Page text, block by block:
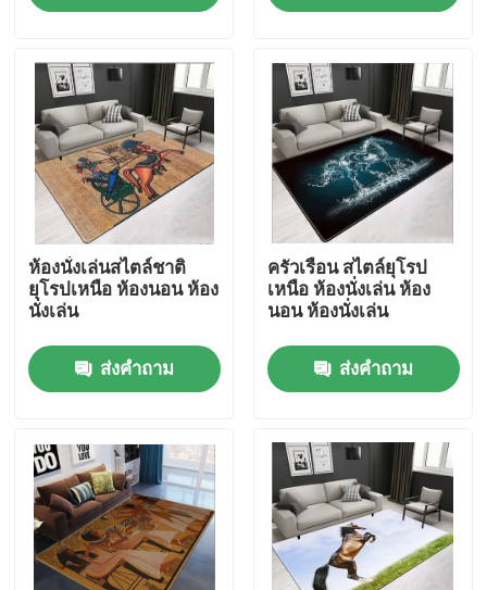
วิดีโอ
เกี่ยวกับเรา
ทัวร์โรงงาน
ควบคุมคุณภาพ
ขอใบเสนอราคา
พรมปูพื้น พรม
พรมปูพื้นห้องนอน
พรมปูพื้นห้องรับแขก
ห้องนั่งเล่นสไตล์ชาติ
ยุโรปเหนือ ห้องนอน ห้อง
นั่งเล่น
ส่งคำถาม
ครัวเรือน สไตล์ยุโรป
เหนือ ห้องนั่งเล่น ห้อง
นอน ห้องนั่งเล่น
ส่งคำถาม